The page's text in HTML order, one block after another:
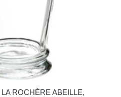
ROCHÈRE ABEILLE,